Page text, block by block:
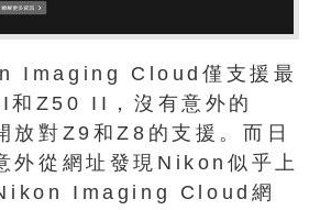
Imaging Cloud僅支援最
Z50 II，沒有意外的
放對Z9和Z8的支援。而日
外從網址發現Nikon似乎上
Imaging Cloud網